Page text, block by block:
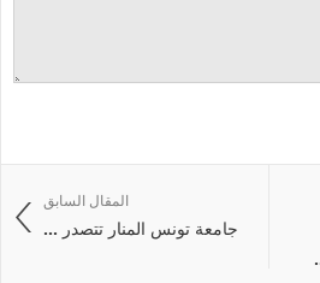
المقال السابق
جامعة تونس المنار تتصدر ...